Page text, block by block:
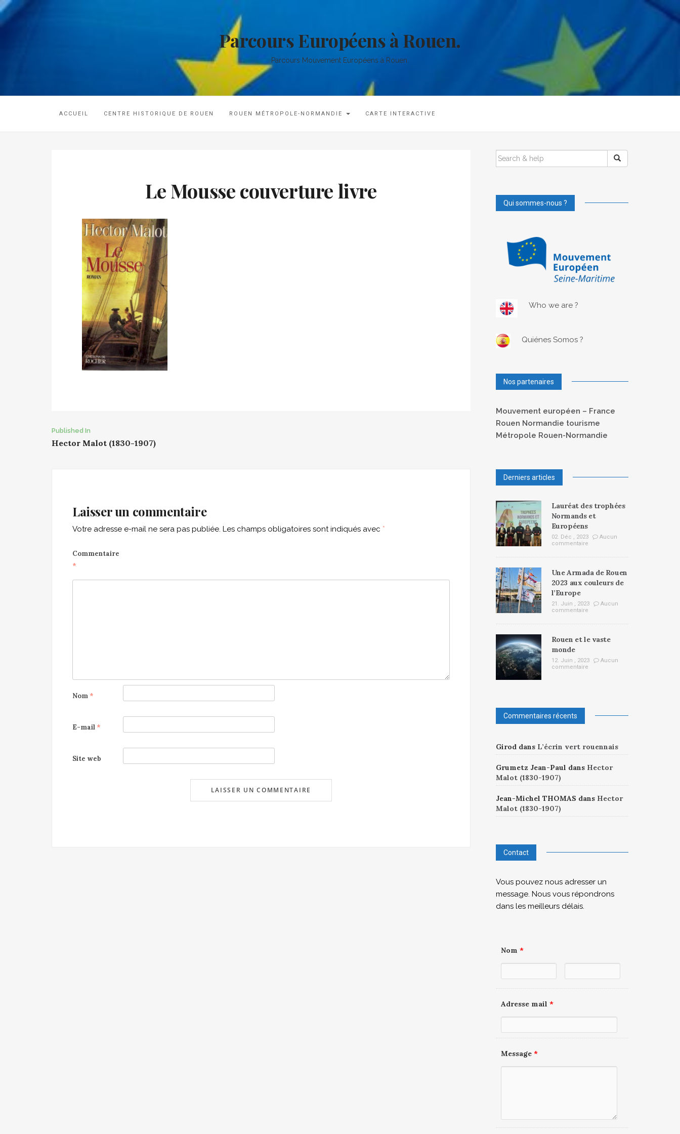
Parcours Européens à Rouen.
Parcours Mouvement Européens à Rouen.
ACCUEIL CENTRE HISTORIQUE DE ROUEN ROUEN MÉTROPOLE-NORMANDIE CARTE INTERACTIVE
Le Mousse couverture livre
Post
navigation
Published In
Hector Malot (1830-1907)
Laisser un commentaire
Votre adresse e-mail ne sera pas publiée. Les champs obligatoires sont indiqués avec *
Commentaire
*
Nom *
E-mail *
Site web
SEARCH
FOR:
Qui sommes-nous ?
Who we are ?
Quiénes Somos ?
Nos partenaires
Mouvement européen – France
Rouen Normandie tourisme
Métropole Rouen-Normandie
Derniers articles
Lauréat des trophées
Normands et
Européens
02. Déc , 2023
Aucun
commentaire
Une Armada de Rouen
2023 aux couleurs de
l’Europe
21. Juin , 2023
Aucun
commentaire
Rouen et le vaste
monde
12. Juin , 2023
Aucun
commentaire
Commentaires récents
Giroddans L’écrin vert rouennais
Grumetz Jean-Paul dans Hector
Malot (1830-1907)
Jean-Michel THOMAS dans Hector
Malot (1830-1907)
Contact
Vous pouvez nous adresser un
message. Nous vous répondrons
dans les meilleurs délais.
Nom *
Adresse mail *
Message *